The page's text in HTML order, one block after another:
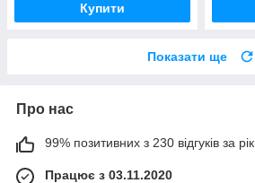
Купити
Показати ще
Про нас
99% позитивних з 230 відгуків за рік
Працює з 03.11.2020